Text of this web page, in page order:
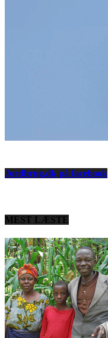
Jordbrug.dk på facebook
MEST LÆSTE